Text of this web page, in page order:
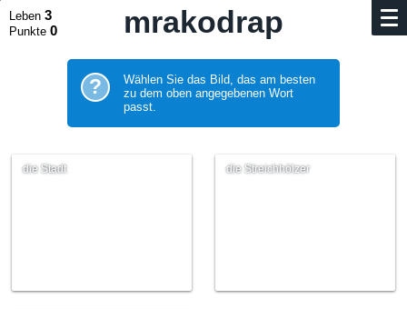
Leben 3
Punkte 0 mrakodrap
?
Wählen Sie das Bild, das am besten
zu dem oben angegebenen Wort
passt.
die Stadt die Streichhölzer